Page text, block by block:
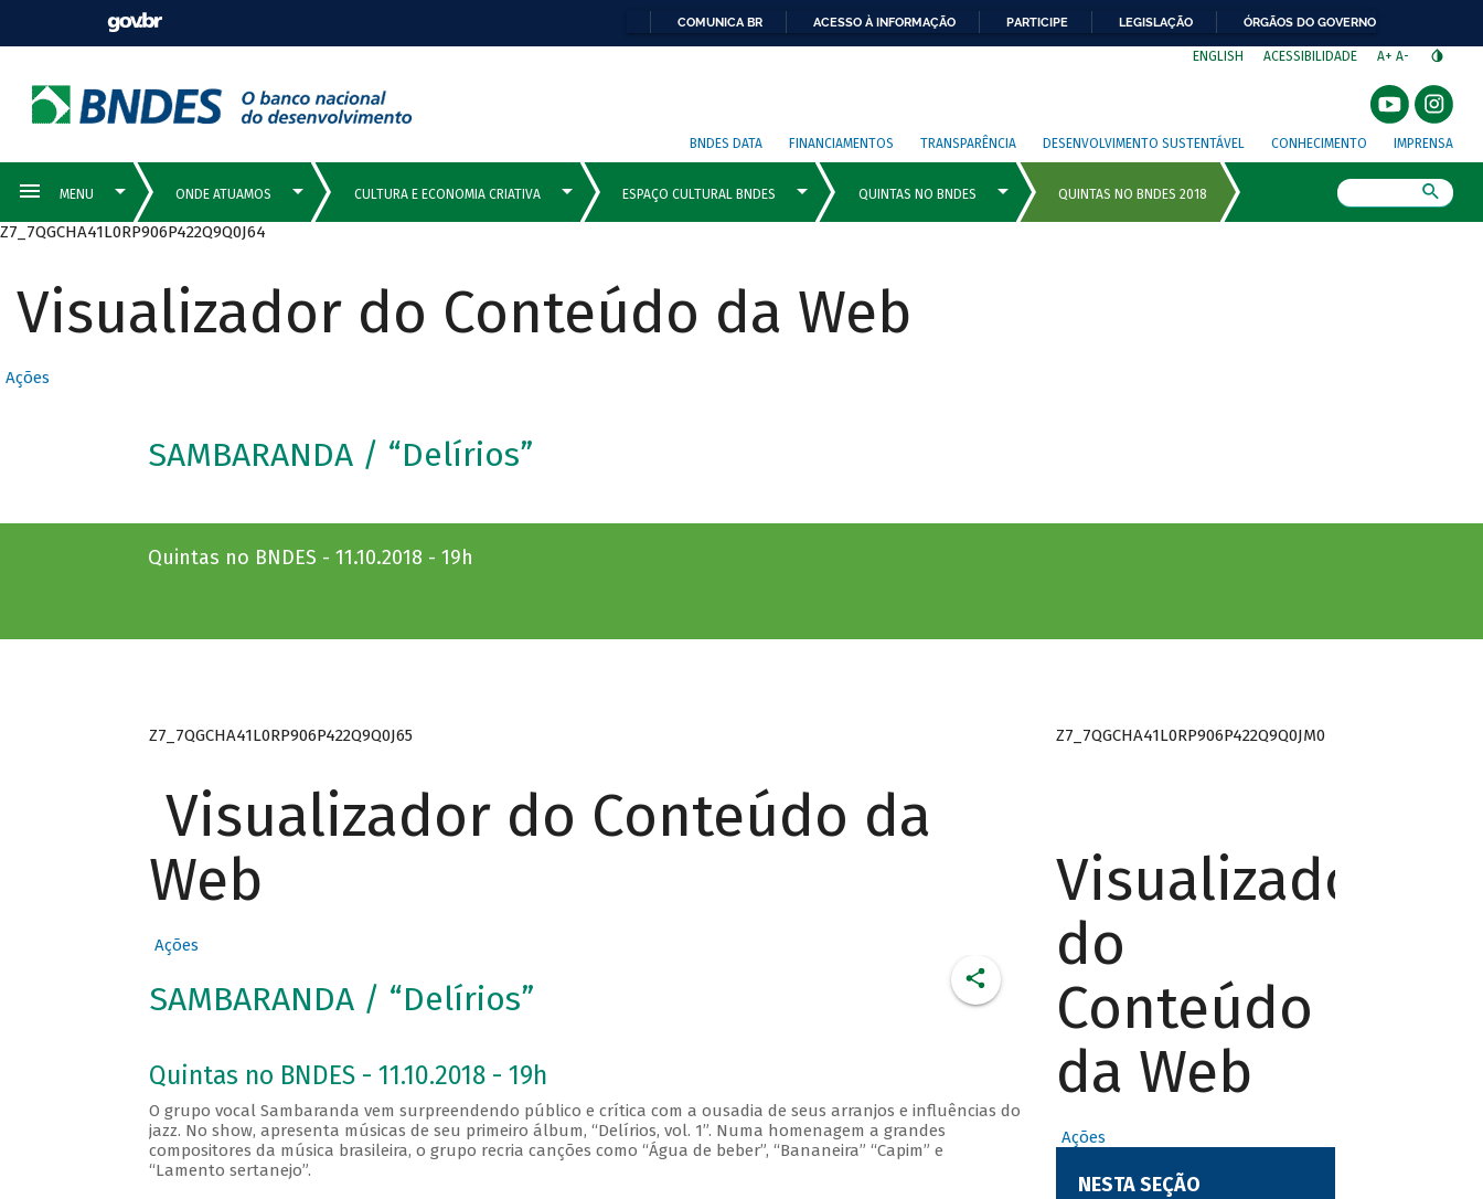
COMUNICA BR ACESSO À INFORMAÇÃO PARTICIPE LEGISLAÇÃO ÓRGÃOS DO GOVERNO
ENGLISH ACESSIBILIDADE A+ A-
BNDES DATA FINANCIAMENTOS TRANSPARÊNCIA DESENVOLVIMENTO SUSTENTÁVEL CONHECIMENTO IMPRENSA
Z7_7QGCHA41L0RP906P422Q9Q0J64
Visualizador do Conteúdo da Web
Ações
SAMBARANDA / “Delírios”
Quintas no BNDES - 11.10.2018 - 19h
Z7_7QGCHA41L0RP906P422Q9Q0J65
Visualizador do Conteúdo da
Web
Ações
SAMBARANDA / “Delírios”
Quintas no BNDES - 11.10.2018 - 19h
O grupo vocal Sambaranda vem surpreendendo público e crítica com a ousadia de seus arranjos e influências do
jazz. No show, apresenta músicas de seu primeiro álbum, “Delírios, vol. 1”. Numa homenagem a grandes
compositores da música brasileira, o grupo recria canções como “Água de beber”, “Bananeira” “Capim” e
“Lamento sertanejo”.
Z7_7QGCHA41L0RP906P422Q9Q0JM0
Visualizador
do
Conteúdo
da Web
Ações
NESTA SEÇÃO